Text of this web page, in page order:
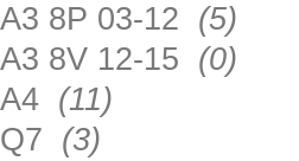
A3 8P 03-12 (5)
A3 8V 12-15 (0)
A4 (11)
Q7 (3)